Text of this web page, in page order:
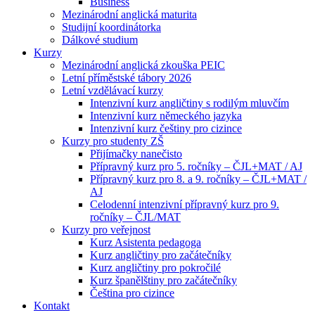
Mezinárodní anglická maturita
Studijní koordinátorka
Dálkové studium
Kurzy
Mezinárodní anglická zkouška PEIC
Letní příměstské tábory 2026
Letní vzdělávací kurzy
Intenzivní kurz angličtiny s rodilým mluvčím
Intenzivní kurz německého jazyka
Intenzivní kurz češtiny pro cizince
Kurzy pro studenty ZŠ
Přijímačky nanečisto
Přípravný kurz pro 5. ročníky – ČJL+MAT / AJ
Přípravný kurz pro 8. a 9. ročníky – ČJL+MAT /
AJ
Celodenní intenzivní přípravný kurz pro 9.
ročníky – ČJL/MAT
Kurzy pro veřejnost
Kurz Asistenta pedagoga
Kurz angličtiny pro začátečníky
Kurz angličtiny pro pokročilé
Kurz španělštiny pro začátečníky
Čeština pro cizince
Kontakt